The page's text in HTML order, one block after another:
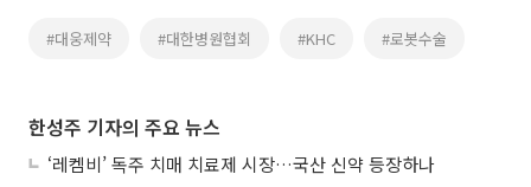
#대웅제약 #대한병원협회 #KHC #로봇수술
한성주 기자의 주요 뉴스
‘레켐비’ 독주 치매 치료제 시장…국산 신약 등장하나